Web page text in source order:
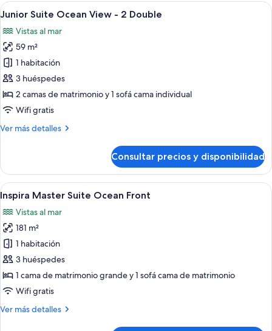
King
Abrir
todas
las
fotos
de
Junior
Suite
Ocean
-
Habitación de hotel con dos camas,
11
Junior Suite Ocean View - 2 Double
Vistas al mar
59 m²
1 habitación
3 huéspedes
2 camas de matrimonio y 1 sofá cama individual
Wifi gratis
Ver más detalles
Más
Suite
Ocean
View
2
Double
Consultar precios y disponibilidad
Abrir
todas
las
fotos
de
Inspira
Master
Suite
Front
Un dormitorio con un ventanal
10
Inspira Master Suite Ocean Front
Vistas al mar
181 m²
1 habitación
3 huéspedes
1 cama de matrimonio grande y 1 sofá cama de matrimonio
Wifi gratis
Ver más detalles
Más